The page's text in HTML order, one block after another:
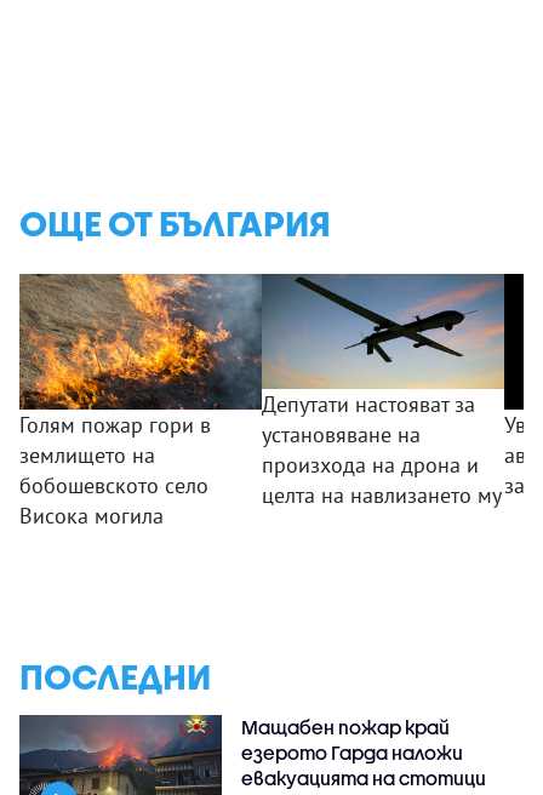
ОЩЕ ОТ БЪЛГАРИЯ
Голям пожар гори в
землището на
бобошевското село
Висока могила
Депутати настояват за
установяване на
произхода на дрона и
целта на навлизането му
ПОСЛЕДНИ
Мащабен пожар край
езерото Гарда наложи
евакуацията на стотици